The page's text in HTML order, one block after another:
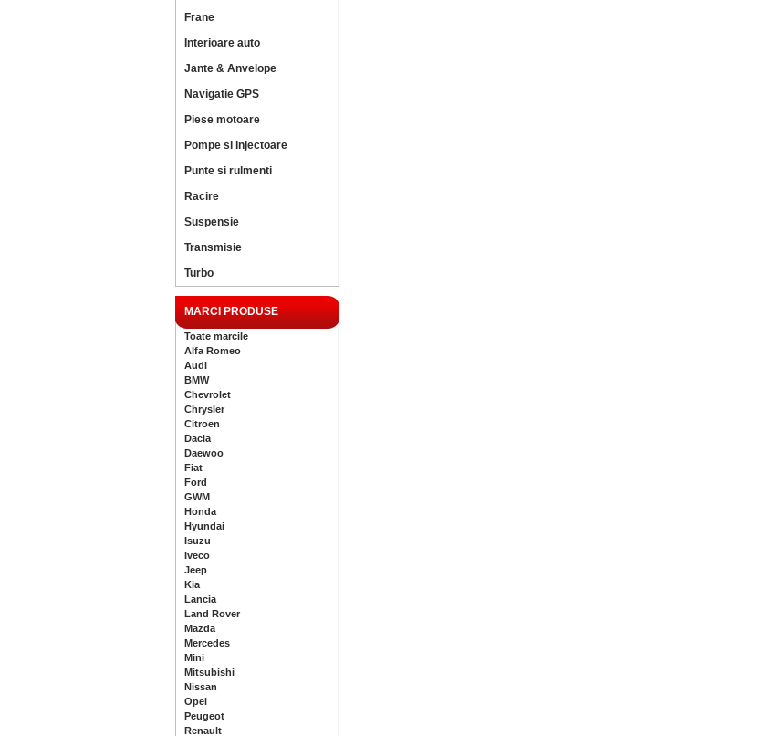
Frane
Interioare auto
Jante & Anvelope
Navigatie GPS
Piese motoare
Pompe si injectoare
Punte si rulmenti
Racire
Suspensie
Transmisie
Turbo
MARCI PRODUSE
Toate marcile
Alfa Romeo
Audi
BMW
Chevrolet
Chrysler
Citroen
Dacia
Daewoo
Fiat
Ford
GWM
Honda
Hyundai
Isuzu
Iveco
Jeep
Kia
Lancia
Land Rover
Mazda
Mercedes
Mini
Mitsubishi
Nissan
Opel
Peugeot
Renault